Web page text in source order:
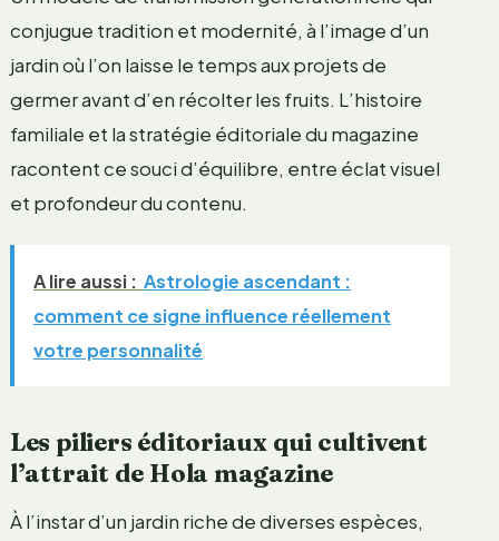
conjugue tradition et modernité, à l’image d’un
jardin où l’on laisse le temps aux projets de
germer avant d’en récolter les fruits. L’histoire
familiale et la stratégie éditoriale du magazine
racontent ce souci d’équilibre, entre éclat visuel
et profondeur du contenu.
A lire aussi : Astrologie ascendant :
comment ce signe influence réellement
votre personnalité
Les piliers éditoriaux qui cultivent
l’attrait de Hola magazine
À l’instar d’un jardin riche de diverses espèces,